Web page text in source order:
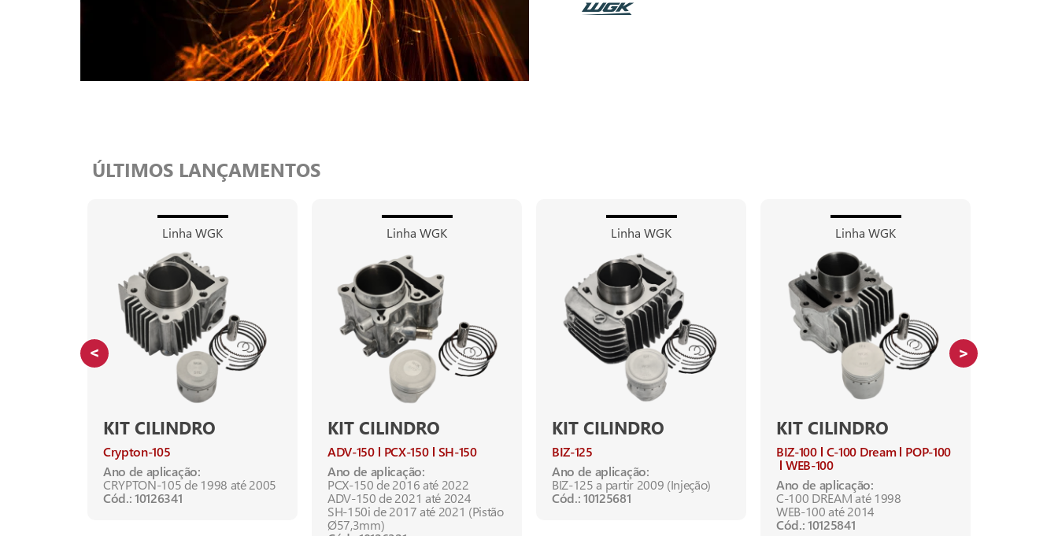
ÚLTIMOS LANÇAMENTOS
Linha WGK
KIT CILINDRO
Crypton-105
Ano de aplicação:
CRYPTON-105 de 1998 até 2005
Cód.: 10126341
Linha WGK
KIT CILINDRO
ADV-150 PCX-150 SH-150
Ano de aplicação:
PCX-150 de 2016 até 2022
ADV-150 de 2021 até 2024
SH-150i de 2017 até 2021 (Pistão
Ø57,3mm)
Linha WGK
KIT CILINDRO
BIZ-125
Ano de aplicação:
BIZ-125 a partir 2009 (Injeção)
Cód.: 10125681
Linha WGK
KIT CILINDRO
BIZ-100 C-100 Dream
POP-100
WEB-100
Ano de aplicação:
C-100 DREAM até 1998
WEB-100 até 2014
Cód.: 10125841